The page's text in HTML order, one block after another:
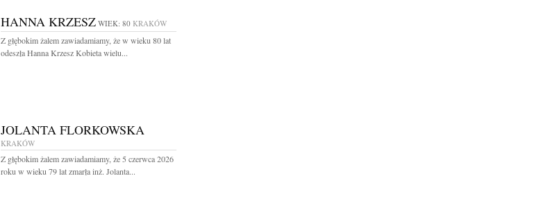
HANNA KRZESZ WIEK: 80 KRAKÓW
Z głębokim żalem zawiadamiamy, że w wieku 80 lat
odeszła Hanna Krzesz Kobieta wielu...
JOLANTA FLORKOWSKA
KRAKÓW
Z głębokim żalem zawiadamiamy, że 5 czerwca 2026
roku w wieku 79 lat zmarła inż. Jolanta...